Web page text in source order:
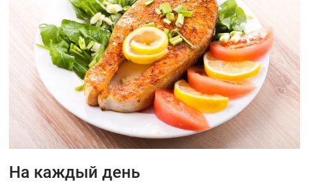
На каждый день